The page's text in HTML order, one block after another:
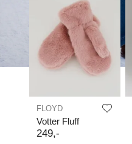
FLOYD
Votter Fluff
249,-